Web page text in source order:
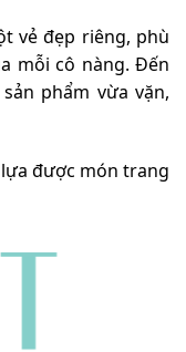
vẻ đẹp riêng, phù
mỗi cô nàng. Đến
phẩm vừa vặn,
được món trang